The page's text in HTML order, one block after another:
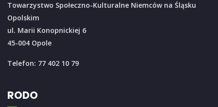
Towarzystwo Społeczno-Kulturalne Niemców na Śląsku
Opolskim
ul. Marii Konopnickiej 6
45-004 Opole
Telefon: 77 402 10 79
RODO